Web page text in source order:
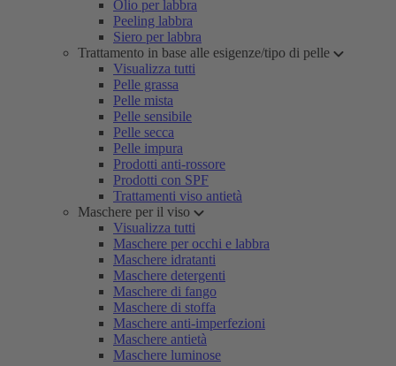
Olio per labbra
Peeling labbra
Siero per labbra
Trattamento in base alle esigenze/tipo di pelle
Visualizza tutti
Pelle grassa
Pelle mista
Pelle sensibile
Pelle secca
Pelle impura
Prodotti anti-rossore
Prodotti con SPF
Trattamenti viso antietà
Maschere per il viso
Visualizza tutti
Maschere per occhi e labbra
Maschere idratanti
Maschere detergenti
Maschere di fango
Maschere di stoffa
Maschere anti-imperfezioni
Maschere antietà
Maschere luminose